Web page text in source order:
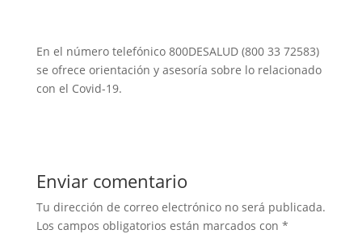
En el número telefónico 800DESALUD (800 33 72583)
se ofrece orientación y asesoría sobre lo relacionado
con el Covid-19.
Enviar comentario
Tu dirección de correo electrónico no será publicada.
Los campos obligatorios están marcados con *